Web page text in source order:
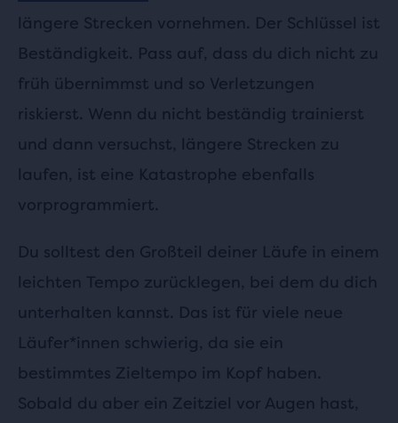
längere Strecken vornehmen. Der Schlüssel ist
Beständigkeit. Pass auf, dass du dich nicht zu
früh übernimmst und so Verletzungen
riskierst. Wenn du nicht beständig trainierst
und dann versuchst, längere Strecken zu
laufen, ist eine Katastrophe ebenfalls
vorprogrammiert.
Du solltest den Großteil deiner Läufe in einem
leichten Tempo zurücklegen, bei dem du dich
unterhalten kannst. Das ist für viele neue
Läufer*innen schwierig, da sie ein
bestimmtes Zieltempo im Kopf haben.
Sobald du aber ein Zeitziel vor Augen hast,